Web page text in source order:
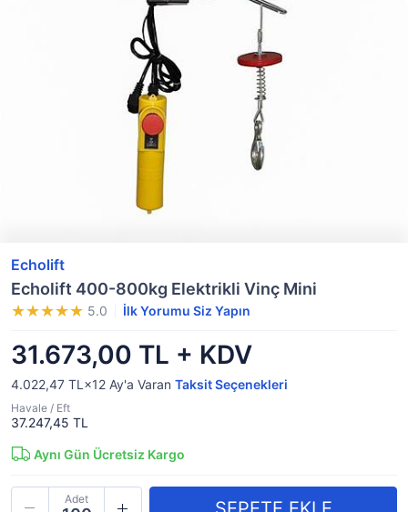
Echolift
Echolift 400-800kg Elektrikli Vinç Mini
5.0 İlk Yorumu Siz Yapın
31.673,00 TL + KDV
4.022,47 TL×12 Ay'a Varan Taksit Seçenekleri
Havale / Eft
37.247,45 TL
Aynı Gün Ücretsiz Kargo
Adet